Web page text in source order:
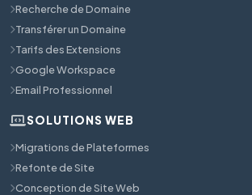
Recherche de Domaine
Transférer un Domaine
Tarifs des Extensions
Google Workspace
Email Professionnel
SOLUTIONS WEB
Migrations de Plateformes
Refonte de Site
Conception de Site Web